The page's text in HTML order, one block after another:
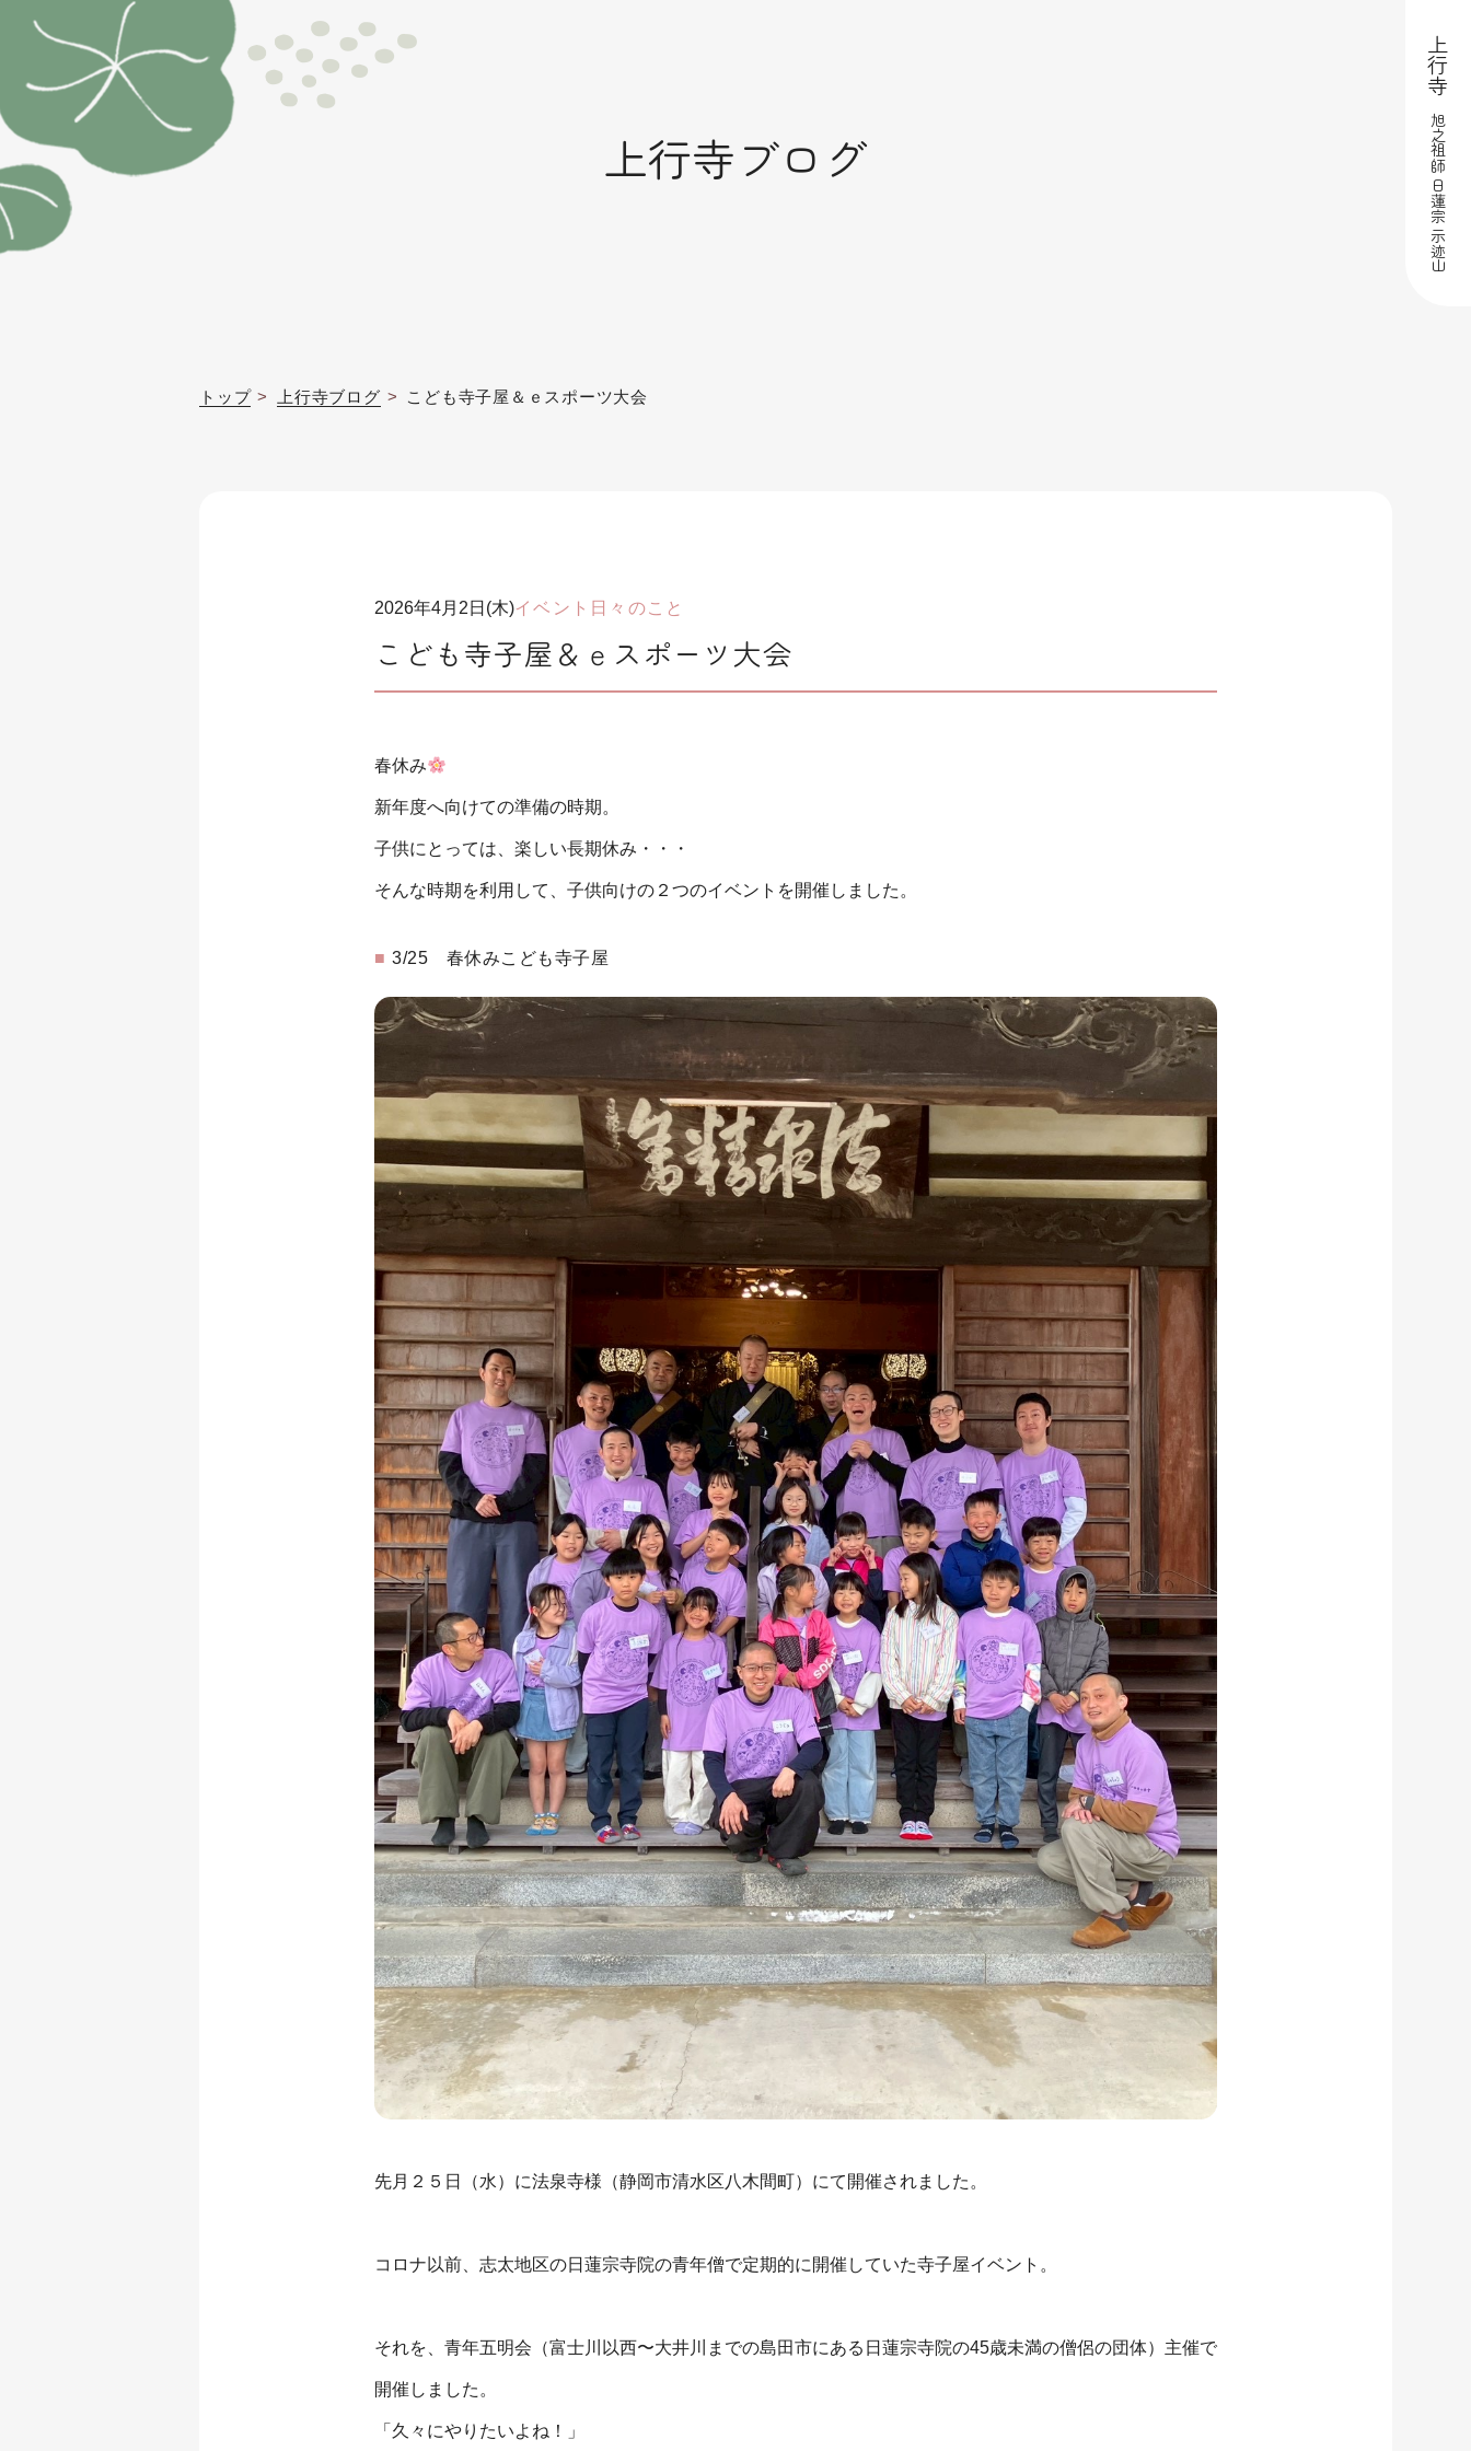
上行寺
旭之祖師 日蓮宗 示迹山
上行寺ブログ
トップ 上行寺ブログ こども寺子屋＆ｅスポーツ大会
2026年4月2日(木)イベント 日々のこと
こども寺子屋＆ｅスポーツ大会
春休み
新年度へ向けての準備の時期。
子供にとっては、楽しい長期休み・・・
そんな時期を利用して、子供向けの２つのイベントを開催しました。
3/25 春休みこども寺子屋
先月２５日（水）に法泉寺様（静岡市清水区八木間町）にて開催されました。
コロナ以前、志太地区の日蓮宗寺院の青年僧で定期的に開催していた寺子屋イベント。
それを、青年五明会（富士川以西〜大井川までの島田市にある日蓮宗寺院の45歳未満の僧侶の団体）主催で
開催しました。
「久々にやりたいよね！」